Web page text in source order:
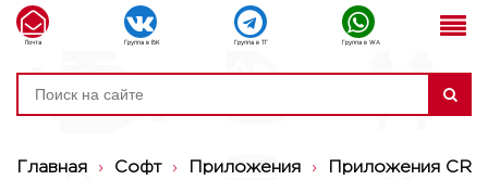
Почта Группа в ВК Группа в ТГ Группа в WA
Главная › Софт › Приложения › Приложения